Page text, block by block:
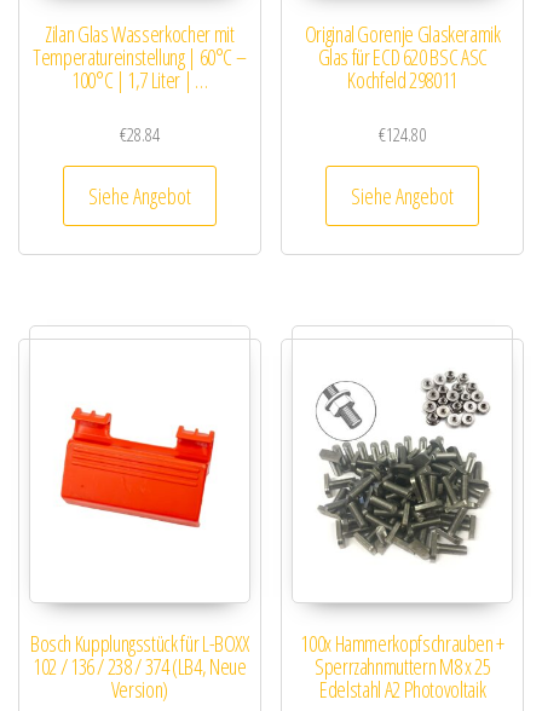
Zilan Glas Wasserkocher mit
Temperatureinstellung | 60°C –
100°C | 1,7 Liter | …
€28.84
Siehe Angebot
Original Gorenje Glaskeramik
Glas für ECD 620 BSC ASC
Kochfeld 298011
€124.80
Siehe Angebot
Bosch Kupplungsstück für L-BOXX
102 / 136 / 238 / 374 (LB4, Neue
Version)
100x Hammerkopfschrauben +
Sperrzahnmuttern M8 x 25
Edelstahl A2 Photovoltaik